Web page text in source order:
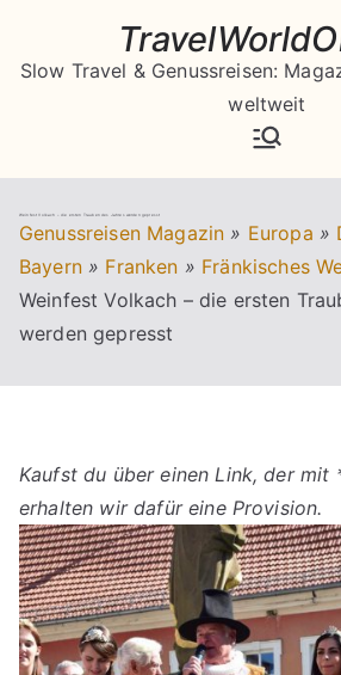
springen
Slow Travel & Genussreisen:
weltweit
Weinfest Volkach – die ersten Trauben des Jahres werden gepresst
Genussreisen Magazin » Europa »
Bayern » Franken » Fränkisches
Weinfest Volkach – die ersten
werden gepresst
Kaufst du über einen Link, der mit
erhalten wir dafür eine Provision.